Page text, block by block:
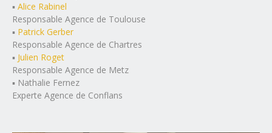
▪️ Alice Rabinel
Responsable Agence de Toulouse
▪️ Patrick Gerber
Responsable Agence de Chartres
▪️ Julien Roget
Responsable Agence de Metz
▪️ Nathalie Fernez
Experte Agence de Conflans